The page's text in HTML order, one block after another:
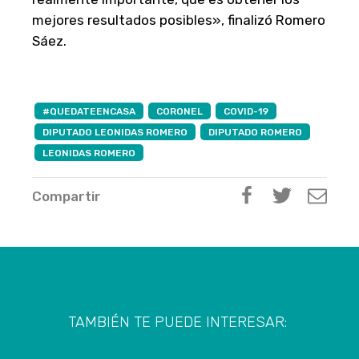
mejores resultados posibles», finalizó Romero
Sáez.
#QUEDATEENCASA CORONEL
COVID-19
DIPUTADO LEONIDAS ROMERO
DIPUTADO ROMERO
LEONIDAS ROMERO
Compartir
TAMBIÉN TE PUEDE INTERESAR: